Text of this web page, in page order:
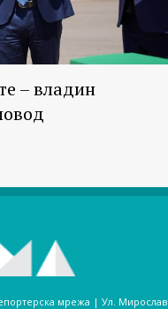
– владин
мрежа | Ул. Мирослав